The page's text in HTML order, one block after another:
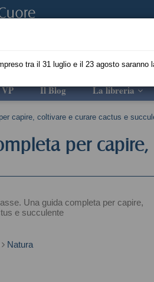
Il Blog La libreria
capire, coltivare e curare cactus e
per capire,
Una guida completa per capire,
e succulente
Natura
tra il 31 luglio e il 23 agosto saranno